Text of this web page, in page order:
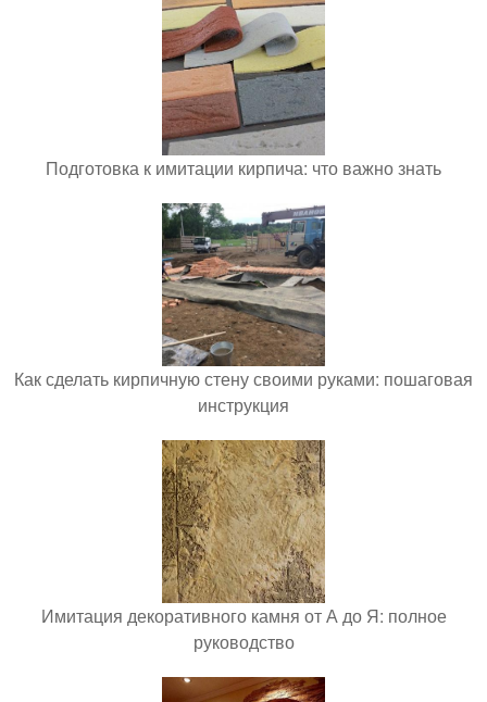
Подготовка к имитации кирпича: что важно знать
Как сделать кирпичную стену своими руками: пошаговая
инструкция
Имитация декоративного камня от А до Я: полное
руководство